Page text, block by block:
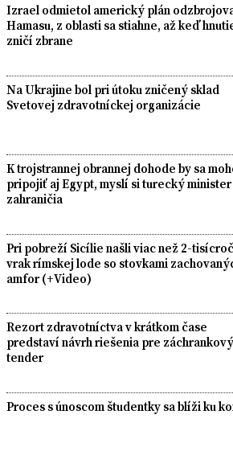
Izrael odmietol americký plán
Hamasu, z oblasti sa stiahne, až keď
zničí zbrane
Na Ukrajine bol pri útoku zničený sklad
Svetovej zdravotníckej organizácie
K trojstrannej obrannej dohode by sa
pripojiť aj Egypt, myslí si turecký minister
zahraničia
Pri pobreží Sicílie našli viac než 2-
vrak rímskej lode so stovkami
amfor (+Video)
Rezort zdravotníctva v krátkom čase
predstaví návrh riešenia pre záchrankový
tender
Proces s únoscom študentky sa blíži ku